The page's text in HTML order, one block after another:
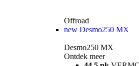
Offroad
new Desmo250 MX
Desmo250 MX
Ontdek meer